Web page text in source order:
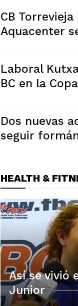
CB
Aquacenter
Laboral
BC en la
Dos nuevas
seguir
HEALTH &
Así se vivió
Junior